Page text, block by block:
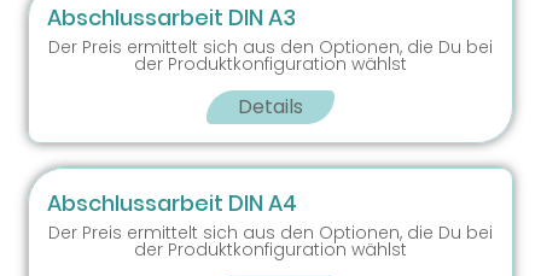
Abschlussarbeit DIN A3
Der Preis ermittelt sich aus den Optionen, die Du bei
der Produktkonfiguration wählst
Details
Abschlussarbeit DIN A4
Der Preis ermittelt sich aus den Optionen, die Du bei
der Produktkonfiguration wählst